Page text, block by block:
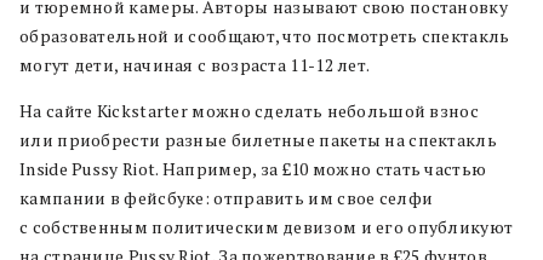
и тюремной камеры. Авторы называют свою постановку
образовательной и сообщают, что посмотреть спектакль
могут дети, начиная с возраста 11-12 лет.
На сайте Kickstarter можно сделать небольшой взнос
или приобрести разные билетные пакеты на спектакль
Inside Pussy Riot. Например, за £10 можно стать частью
кампании в фейсбуке: отправить им свое селфи
с собственным политическим девизом и его опубликуют